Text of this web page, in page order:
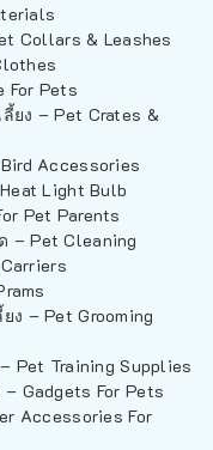
Collars & Leashes
For Pets
ยง – Pet Crates &
Accessories
Light Bulb
Pet Parents
– Pet Cleaning
– Pet Grooming
Pet Training Supplies
Gadgets For Pets
Accessories For